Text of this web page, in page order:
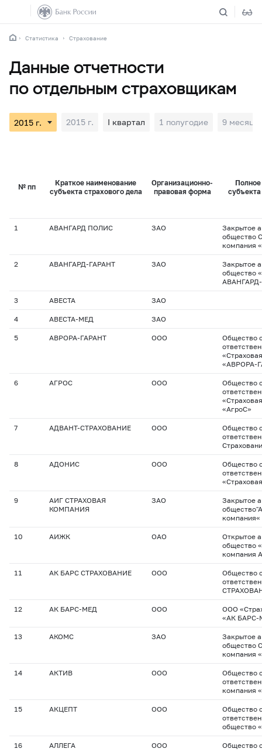
Статистика Страхование
Данные отчетности
по отдельным страховщикам
2015 г. I квартал 1 полугодие 9
№ пп
Краткое наименование
субъекта страхового дела
Организационно-
правовая форма
1 АВАНГАРД ПОЛИС ЗАО
Закрытое
общество
компания
2 АВАНГАРД-ГАРАНТ ЗАО
Закрытое
общество
3 АВЕСТА ЗАО
4 АВЕСТА-МЕД ЗАО
5 АВРОРА-ГАРАНТ ООО
Общество
«АВРОРА-
6 АГРОС ООО
Общество
«АгроС»
7 АДВАНТ-СТРАХОВАНИЕ ООО
Общество
8 АДОНИС ООО
Общество
9
АИГ СТРАХОВАЯ
КОМПАНИЯ
ЗАО
Закрытое
компания«
10 АИЖК ОАО
Открытое
общество
компания
11 АК БАРС СТРАХОВАНИЕ ООО
Общество
12 АК БАРС-МЕД ООО
ООО
«АК БАРС-
13 АКОМС ЗАО
Закрытое
общество
компания
14 АКТИВ ООО
Общество
компания
15 АКЦЕПТ ООО
Общество
общество
16 АЛЛЕГА ООО
Общество